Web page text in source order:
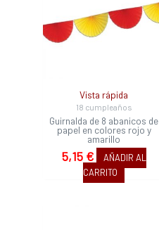
Vista rápida
18 cumpleaños
Guirnalda de 8 abanicos de
papel en colores rojo y
amarillo
5,15 €
AÑADIR AL
CARRITO